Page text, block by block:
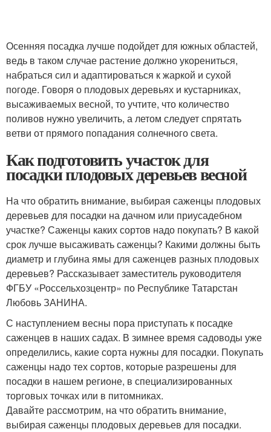
Осенняя посадка лучше подойдет для южных областей,
ведь в таком случае растение должно укорениться,
набраться сил и адаптироваться к жаркой и сухой
погоде. Говоря о плодовых деревьях и кустарниках,
высаживаемых весной, то учтите, что количество
поливов нужно увеличить, а летом следует спрятать
ветви от прямого попадания солнечного света.
Как подготовить участок для
посадки плодовых деревьев весной
На что обратить внимание, выбирая саженцы плодовых
деревьев для посадки на дачном или приусадебном
участке? Саженцы каких сортов надо покупать? В какой
срок лучше высаживать саженцы? Какими должны быть
диаметр и глубина ямы для саженцев разных плодовых
деревьев? Рассказывает заместитель руководителя
ФГБУ «Россельхозцентр» по Республике Татарстан
Любовь ЗАНИНА.
С наступлением весны пора приступать к посадке
саженцев в наших садах. В зимнее время садоводы уже
определились, какие сорта нужны для посадки. Покупать
саженцы надо тех сортов, которые разрешены для
посадки в нашем регионе, в специализированных
торговых точках или в питомниках.
Давайте рассмотрим, на что обратить внимание,
выбирая саженцы плодовых деревьев для посадки.